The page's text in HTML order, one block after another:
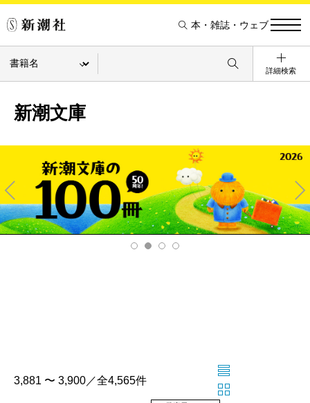
本・雑誌・ウェブ
詳細検索
新潮文庫
Pre
v
Ne
xt
3,881 〜 3,900／全4,565件